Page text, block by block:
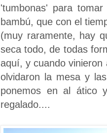
'tumbonas' para
bambú, que con el
(muy raramente, hay
seca todo, de todas
aquí, y cuando
olvidaron la mesa y
ponemos en al ático
regalado....